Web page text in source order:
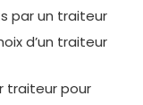
par un traiteur
d’un traiteur
traiteur pour